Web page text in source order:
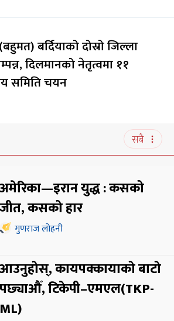
बर्दियाको दोस्रो जिल्ला
दिलमानको नेतृत्वमा ११
समिति चयन
सबै
अमेरिका—इरान युद्ध : कसको
जीत, कसको हार
गुणराज लोहनी
आउनुहोस्, कायपक्कायाको बाटो
पछ्याऔँ, टिकेपी–एमएल(TKP-
ML)